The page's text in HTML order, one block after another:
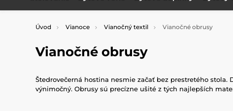
Úvod Vianoce Vianočný textil Vianočné obrusy
Vianočné obrusy
Štedrovečerná hostina nesmie začať bez prestretého
výnimočný. Obrusy sú precízne ušité z tých najlepších